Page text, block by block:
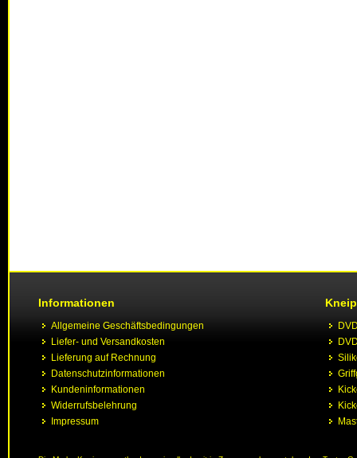
Informationen
Allgemeine Geschäftsbedingungen
Liefer- und Versandkosten
Lieferung auf Rechnung
Datenschutzinformationen
Kundeninformationen
Widerrufsbelehrung
Impressum